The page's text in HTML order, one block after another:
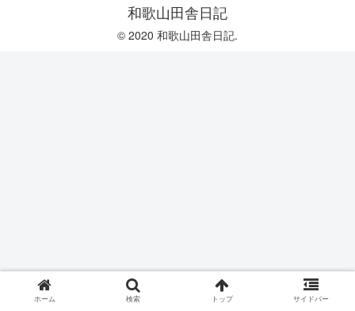
和歌山田舎日記
© 2020 和歌山田舎日記.
ホーム 検索 トップ サイドバー